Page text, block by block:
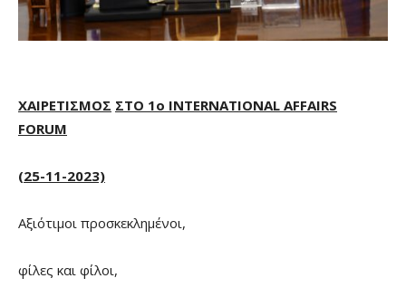
ΧΑΙΡΕΤΙΣΜΟΣ ΣΤΟ 1ο INTERNATIONAL AFFAIRS
FORUM
(25-11-2023)
Αξιότιμοι προσκεκλημένοι,
φίλες και φίλοι,